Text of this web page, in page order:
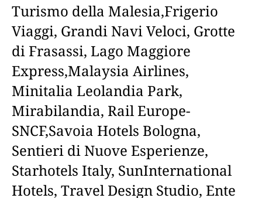
Turismo della Malesia,Frigerio
Viaggi, Grandi Navi Veloci, Grotte
di Frasassi, Lago Maggiore
Express,Malaysia Airlines,
Minitalia Leolandia Park,
Mirabilandia, Rail Europe-
SNCF,Savoia Hotels Bologna,
Sentieri di Nuove Esperienze,
Starhotels Italy, SunInternational
Hotels, Travel Design Studio, Ente